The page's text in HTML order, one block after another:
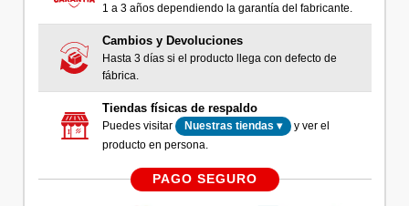
1 a 3 años dependiendo la garantía del fabricante.
Cambios y Devoluciones
Hasta 3 días si el producto llega con defecto de
fábrica.
Tiendas físicas de respaldo
Puedes visitar Nuestras tiendas ▾
y ver el
producto en persona.
PAGO SEGURO